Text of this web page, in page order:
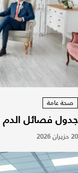
صحة عامة
جدول فصائل الدم
20 حزيران 2026